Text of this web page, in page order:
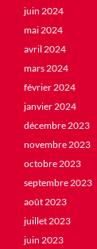
juin 2024
mai 2024
avril 2024
mars 2024
février 2024
janvier 2024
décembre 2023
novembre 2023
octobre 2023
septembre 2023
août 2023
juillet 2023
juin 2023